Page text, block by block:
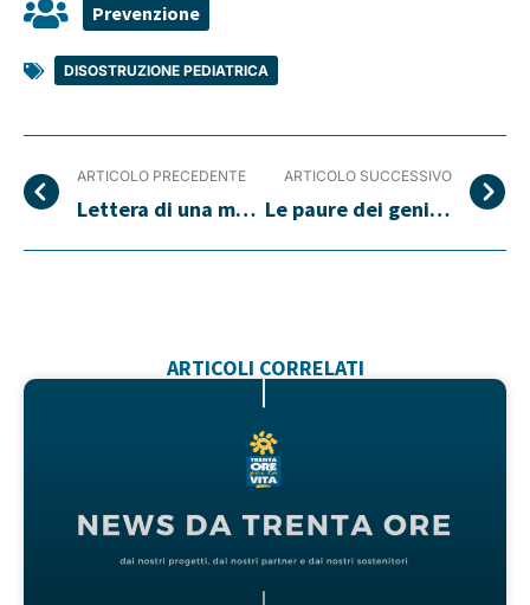
Prevenzione
DISOSTRUZIONE PEDIATRICA
ARTICOLO PRECEDENTE
Lettera di una mamma che ha salvato suo figlio
ARTICOLO SUCCESSIVO
Le paure dei genitori svaniscono con la formazione
ARTICOLI CORRELATI